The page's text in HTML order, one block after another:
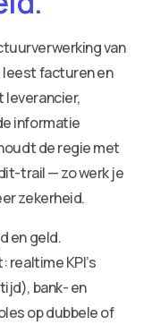
van
leest facturen en
informatie
de regie met
trail — zo werk je
zekerheid.
en geld.
KPI’s
bank- en
op dubbele of